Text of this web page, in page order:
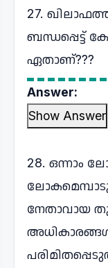
27.
ബന്ധപ്പെട്ട്
ഏതാണ്???
Answer:
Show Answer
28. ഒന്നാം
നേതാവായ
അധികാരങ്ങൾ